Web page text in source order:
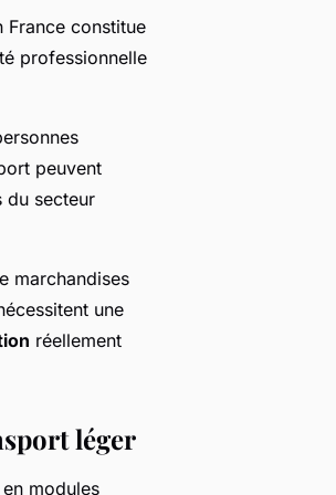
France constitue
professionnelle
peuvent
du secteur
marchandises
une
réellement
léger
modules